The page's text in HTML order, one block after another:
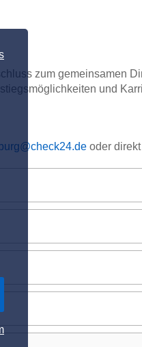
zum gemeinsamen
und
oder